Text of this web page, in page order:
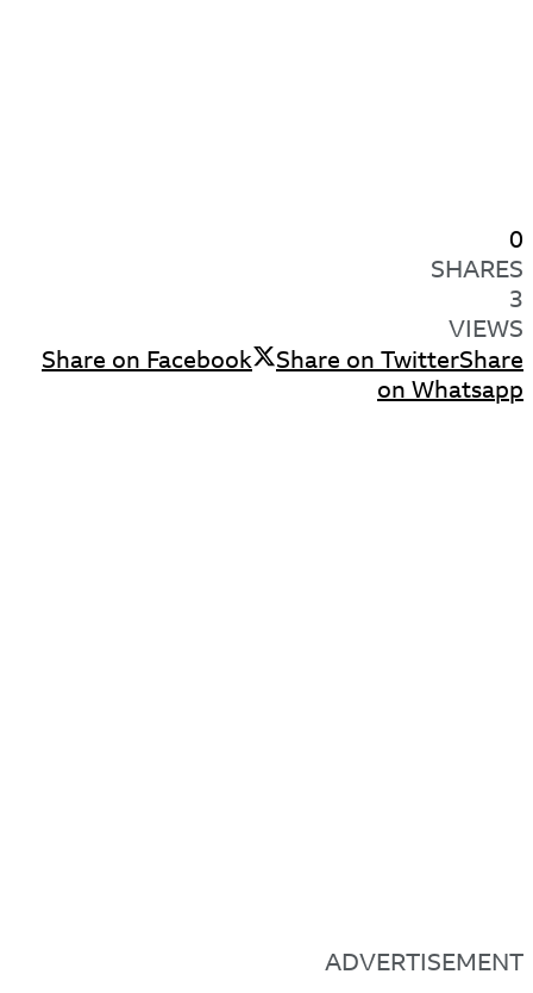
0
SHARES
3
VIEWS
Share on Facebook
Share on TwitterShare
on Whatsapp
ADVERTISEMENT